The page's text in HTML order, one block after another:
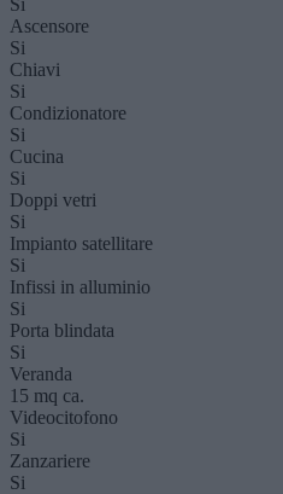
Ascensore
Si
Chiavi
Si
Condizionatore
Si
Cucina
Si
Doppi vetri
Si
Impianto satellitare
Si
Infissi in alluminio
Si
Porta blindata
Si
Veranda
15 mq ca.
Videocitofono
Si
Zanzariere
Si